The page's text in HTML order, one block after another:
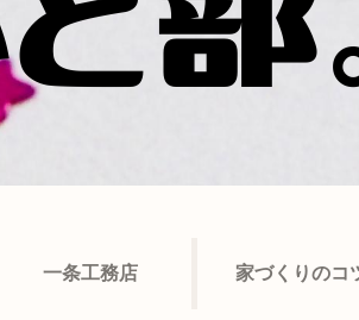
一条工務店 家づくりのコ